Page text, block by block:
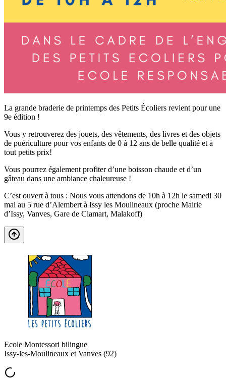
La grande braderie de printemps des Petits Écoliers revient pour une
9e édition !
Vous y retrouverez des jouets, des vêtements, des livres et des objets
de puériculture pour vos enfants de 0 à 12 ans de belle qualité et à
tout petits prix!
Vous pourrez également profiter d’une boisson chaude et d’un
gâteau dans une ambiance chaleureuse !
C’est ouvert à tous : Nous vous attendons de 10h à 12h le samedi 30
mai au 5 rue d’Alembert à Issy les Moulineaux (proche Mairie
d’Issy, Vanves, Gare de Clamart, Malakoff)
Ecole Montessori bilingue
Issy-les-Moulineaux et Vanves (92)